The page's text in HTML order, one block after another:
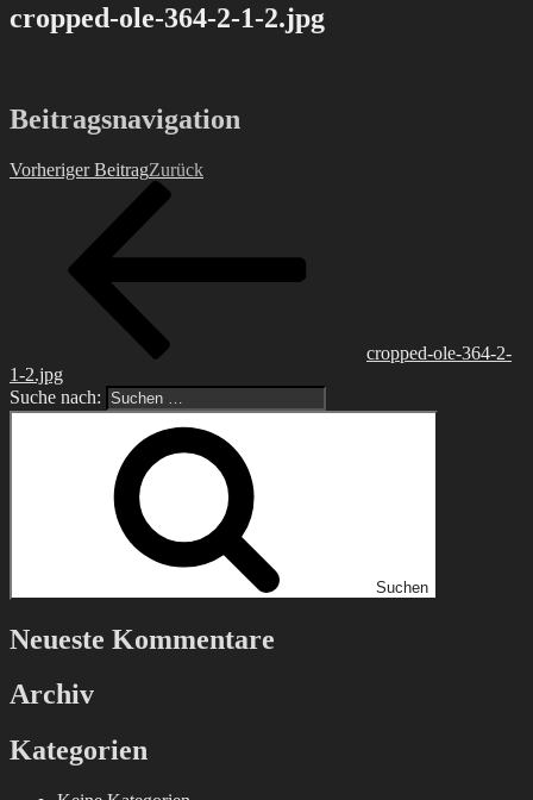
cropped-ole-364-2-1-2.jpg
Beitragsnavigation
Vorheriger BeitragZurück
cropped-ole-364-2-
1-2.jpg
Suche nach:
Suchen
Neueste Kommentare
Archiv
Kategorien